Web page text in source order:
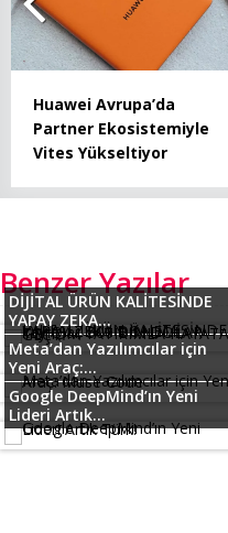
Huawei Avrupa’da
Partner Ekosistemiyle
Vites Yükseltiyor
Benzer Yazılar
DİJİTAL ÜRÜN KALİTESİNDE
YAPAY ZEKA...
Meta’dan Yazılımcılar için
Yeni Araç:...
Google DeepMind’ın Yeni
Lideri Artık...